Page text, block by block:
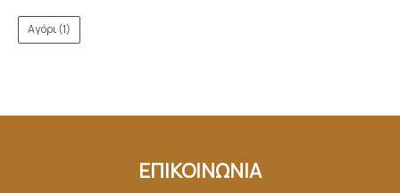
Αγόρι(1)
ΕΠΙΚΟΙΝΩΝΙΑ